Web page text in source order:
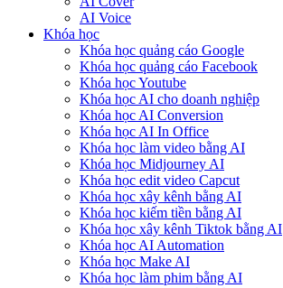
AI Voice
Khóa học
Khóa học quảng cáo Google
Khóa học quảng cáo Facebook
Khóa học Youtube
Khóa học AI cho doanh nghiệp
Khóa học AI Conversion
Khóa học AI In Office
Khóa học làm video bằng AI
Khóa học Midjourney AI
Khóa học edit video Capcut
Khóa học xây kênh bằng AI
Khóa học kiếm tiền bằng AI
Khóa học xây kênh Tiktok bằng AI
Khóa học AI Automation
Khóa học Make AI
Khóa học làm phim bằng AI